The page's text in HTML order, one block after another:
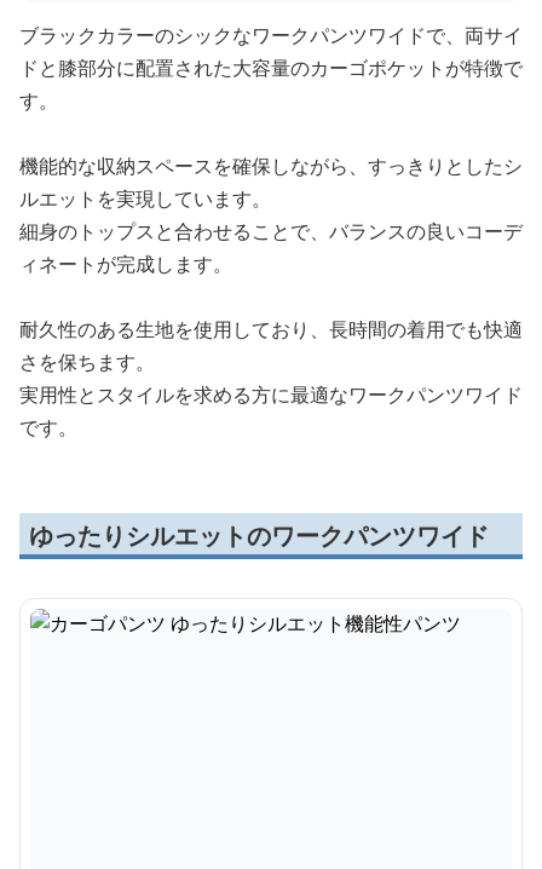
ブラックカラーのシックなワークパンツワイドで、両サイ
ドと膝部分に配置された大容量のカーゴポケットが特徴で
す。
機能的な収納スペースを確保しながら、すっきりとしたシ
ルエットを実現しています。
細身のトップスと合わせることで、バランスの良いコーデ
ィネートが完成します。
耐久性のある生地を使用しており、長時間の着用でも快適
さを保ちます。
実用性とスタイルを求める方に最適なワークパンツワイド
です。
ゆったりシルエットのワークパンツワイド